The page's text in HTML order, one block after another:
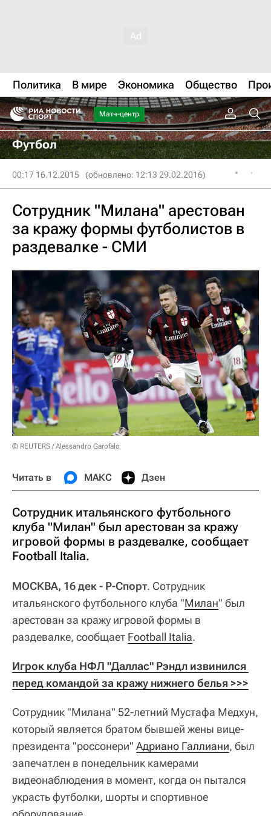
Политика В мире Экономика Общество
Матч-центр
Футбол
00:17 16.12.2015 (обновлено: 12:13 29.02.2016)
Сотрудник "Милана" арестован
за кражу формы футболистов в
раздевалке - СМИ
© REUTERS / Alessandro Garofalo
Читать в МАКС Дзен
Сотрудник итальянского футбольного
клуба "Милан" был арестован за кражу
игровой формы в раздевалке, сообщает
Football Italia.
МОСКВА, 16 дек - Р-Спорт. Сотрудник
итальянского футбольного клуба "Милан" был
арестован за кражу игровой формы в
раздевалке, сообщает Football Italia.
Игрок клуба НФЛ "Даллас" Рэндл извинился
перед командой за кражу нижнего белья >>>
Сотрудник "Милана" 52-летний Мустафа Медхун,
который является братом бывшей жены вице-
президента "россонери" Адриано Галлиани, был
запечатлен в понедельник камерами
видеонаблюдения в момент, когда он пытался
украсть футболки, шорты и спортивное